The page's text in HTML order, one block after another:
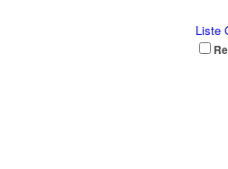
Liste